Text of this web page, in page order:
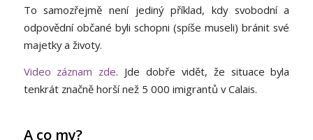
To samozřejmě není jediný příklad, kdy svobodní a
odpovědní občané byli schopni (spíše museli) bránit své
majetky a životy.
Video záznam zde. Jde dobře vidět, že situace byla
tenkrát značně horší než 5 000 imigrantů v Calais.
A co my?